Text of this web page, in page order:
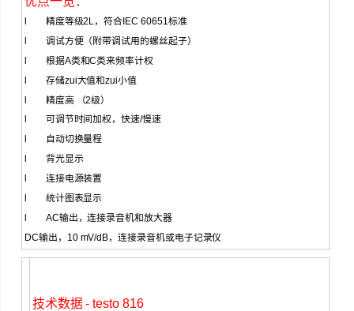
精度等级2L，符合 IEC 60651标准
调试方便（附带调试用的螺丝起子）
根据A类和C类来频率计权
l
存储zui大值和zui小值
l
精度高（2级）
可调节时间加权，快速/慢速
自动切换量程
背光显示
连接电源装置
l 统计图表显示
l AC输出，连接录音机和放大器
DC输出， 10 mV/dB，连接录音机或电子记录仪
技术数据- testo 816